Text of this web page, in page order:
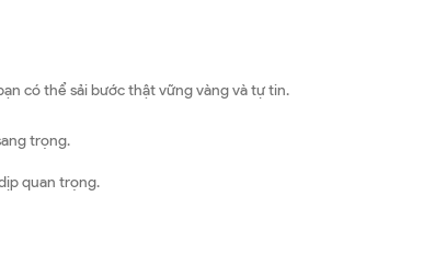
có thể sải bước thật vững vàng và tự tin.
trọng.
quan trọng.